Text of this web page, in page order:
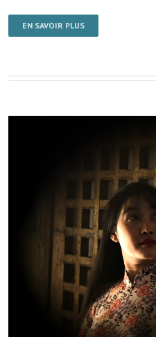
EN SAVOIR PLUS